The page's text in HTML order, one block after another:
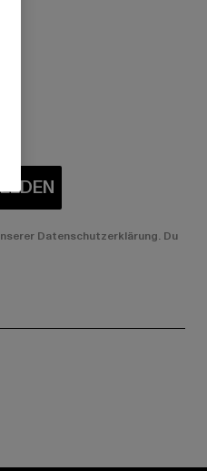
Datenschutzerklärung. Du